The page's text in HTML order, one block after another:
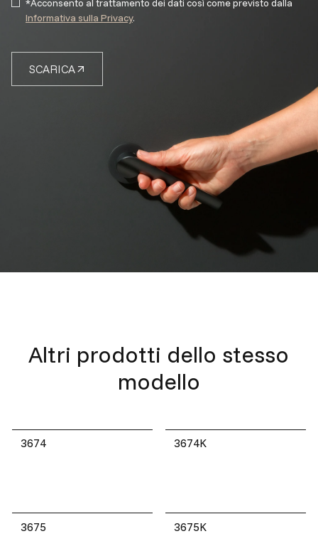
SCARICA
*Acconsento al trattamento dei dati così come previsto dalla
Informativa sulla Privacy.
Altri prodotti dello stesso
modello
3674 3674K
3675 3675K